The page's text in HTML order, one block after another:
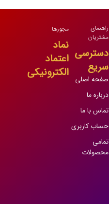
راهنمای
مشتریان
دسترسی
سریع
صفحه اصلی
درباره ما
تماس با ما
حساب کاربری
تمامی
محصولات
مجوزها
نماد
اعتماد
الکترونیکی